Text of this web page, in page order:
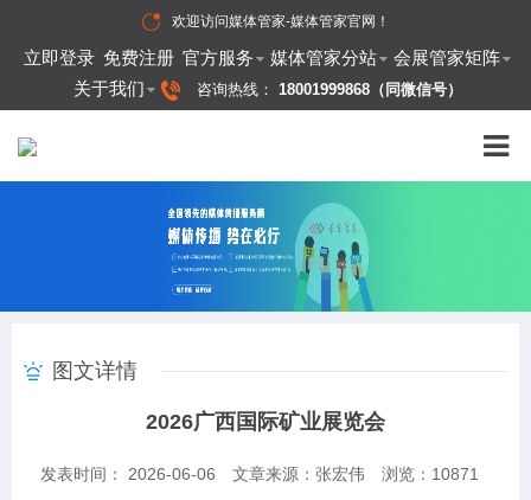
欢迎访问媒体管家-媒体管家官网 ！
立即登录 免费注册 官方服务 媒体管家分站
会展管家矩阵
关于我们
咨询热线： 18001999868（同微信号）
图文详情
2026广西国际矿业展览会
发表时间： 2026-06-06 文章来源：张宏伟 浏览： 10871